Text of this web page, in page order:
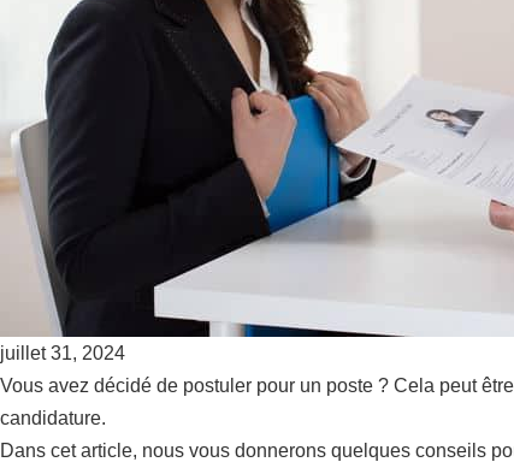
juillet 31, 2024
Vous avez décidé de postuler pour un poste ? Cela peut
candidature.
Dans cet article, nous vous donnerons quelques conseils